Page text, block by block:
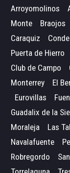
Arroyomolinos
Monte
Braojos
Caraquiz
Puerta de Hierro
Club de Campo
Monterrey
El
Eurovillas
Guadalix de la
Moraleja
Las
Navalafuente
Robregordo